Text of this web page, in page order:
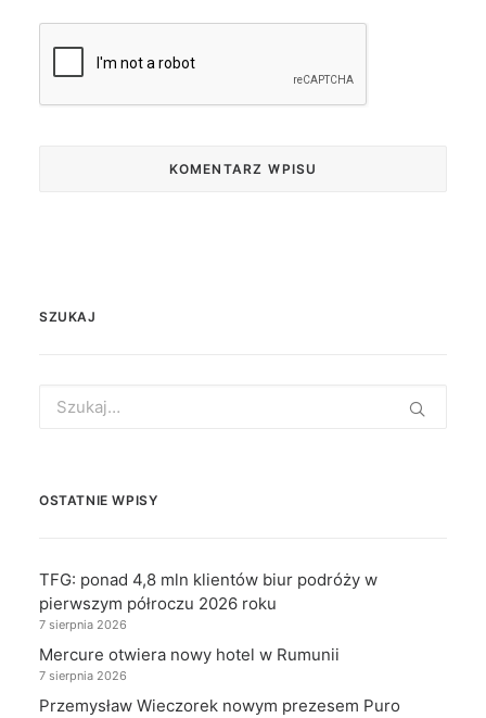
SZUKAJ
for:
OSTATNIE WPISY
TFG: ponad 4,8 mln klientów biur podróży w
pierwszym półroczu 2026 roku
7 sierpnia 2026
Mercure otwiera nowy hotel w Rumunii
7 sierpnia 2026
Przemysław Wieczorek nowym prezesem Puro